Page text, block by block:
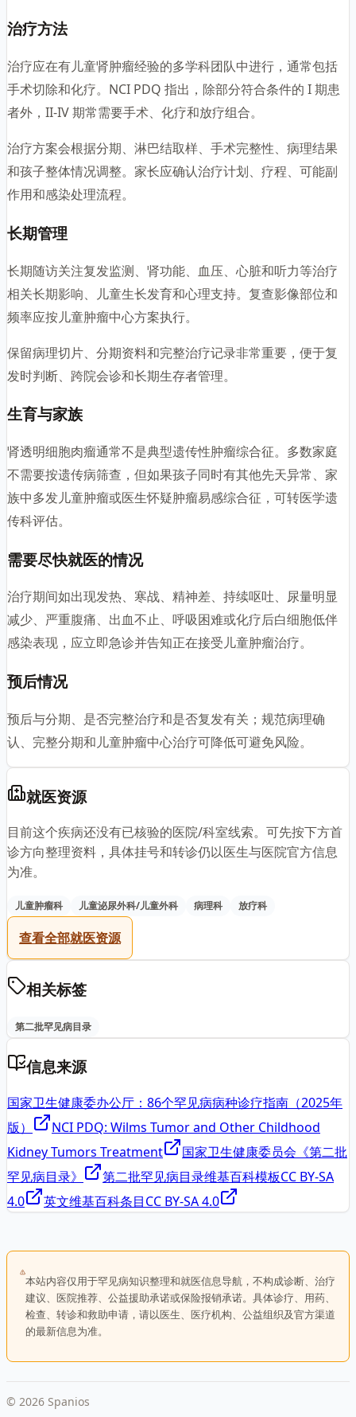
治疗方法
治疗应在有儿童肾肿瘤经验的多学科团队中进行，通常包括
手术切除和化疗。NCI PDQ 指出，除部分符合条件的 I 期患
者外，II-IV 期常需要手术、化疗和放疗组合。
治疗方案会根据分期、淋巴结取样、手术完整性、病理结果
和孩子整体情况调整。家长应确认治疗计划、疗程、可能副
作用和感染处理流程。
长期管理
长期随访关注复发监测、肾功能、血压、心脏和听力等治疗
相关长期影响、儿童生长发育和心理支持。复查影像部位和
频率应按儿童肿瘤中心方案执行。
保留病理切片、分期资料和完整治疗记录非常重要，便于复
发时判断、跨院会诊和长期生存者管理。
生育与家族
肾透明细胞肉瘤通常不是典型遗传性肿瘤综合征。多数家庭
不需要按遗传病筛查，但如果孩子同时有其他先天异常、家
族中多发儿童肿瘤或医生怀疑肿瘤易感综合征，可转医学遗
传科评估。
需要尽快就医的情况
治疗期间如出现发热、寒战、精神差、持续呕吐、尿量明显
减少、严重腹痛、出血不止、呼吸困难或化疗后白细胞低伴
感染表现，应立即急诊并告知正在接受儿童肿瘤治疗。
预后情况
预后与分期、是否完整治疗和是否复发有关；规范病理确
认、完整分期和儿童肿瘤中心治疗可降低可避免风险。
就医资源
目前这个疾病还没有已核验的医院/科室线索。可先按下方首
诊方向整理资料，具体挂号和转诊仍以医生与医院官方信息
为准。
儿童肿瘤科 儿童泌尿外科/儿童外科 病理科 放疗科
查看全部就医资源
相关标签
第二批罕见病目录
信息来源
国家卫生健康委办公厅：86个罕见病病种诊疗指南（2025年
版）
NCI PDQ: Wilms Tumor and Other Childhood
Kidney Tumors Treatment
国家卫生健康委员会《第二批
罕见病目录》
第二批罕见病目录维基百科模板CC BY-SA
4.0
英文维基百科条目CC BY-SA 4.0
本站内容仅用于罕见病知识整理和就医信息导航，不构成诊断、治疗
建议、医院推荐、公益援助承诺或保险报销承诺。具体诊疗、用药、
检查、转诊和救助申请，请以医生、医疗机构、公益组织及官方渠道
的最新信息为准。
© 2026 Spanios